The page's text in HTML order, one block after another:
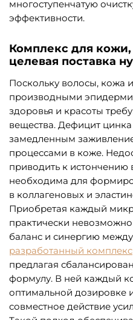
многоступенчатую
эффективности.
Комплекс для кожи,
целевая поставка
Поскольку волосы, кожа
производными
здоровья и красоты
вещества. Дефицит цинка
замедленным
процессами в коже.
приводить к истончению
необходима для
в коллагеновых и
Приобретая каждый
практически
баланс и синергию
разработанный комплекс
предлагая
формулу. В ней каждый
оптимальной дозировке
совместное действие